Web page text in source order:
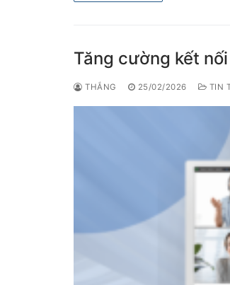
Tăng cường kết
THẮNG 25/02/2026 TIN